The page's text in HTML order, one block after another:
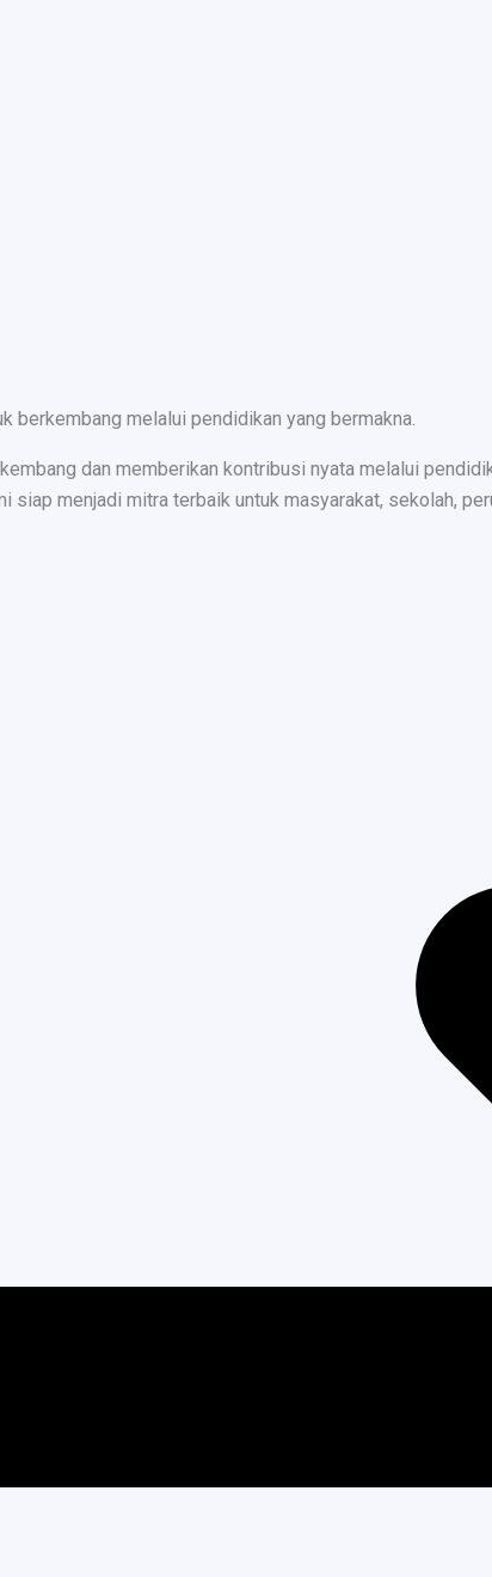
berkembang melalui pendidikan yang bermakna.
dan memberikan kontribusi nyata melalui
menjadi mitra terbaik untuk masyarakat, sekolah,